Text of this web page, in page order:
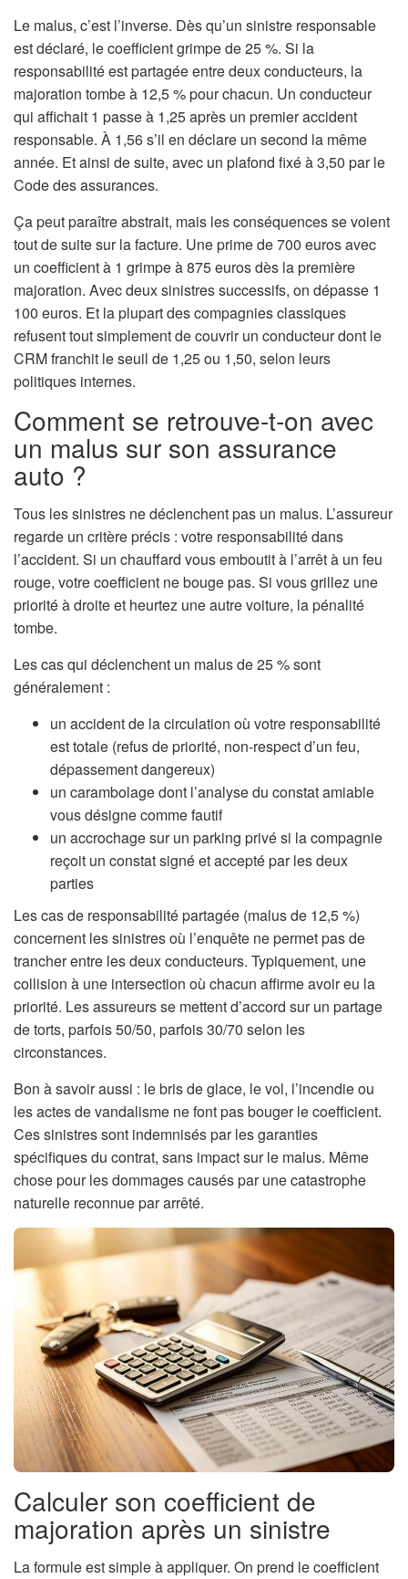
Le malus, c’est l’inverse. Dès qu’un sinistre responsable
est déclaré, le coefficient grimpe de 25 %. Si la
responsabilité est partagée entre deux conducteurs, la
majoration tombe à 12,5 % pour chacun. Un conducteur
qui affichait 1 passe à 1,25 après un premier accident
responsable. À 1,56 s’il en déclare un second la même
année. Et ainsi de suite, avec un plafond fixé à 3,50 par le
Code des assurances.
Ça peut paraître abstrait, mais les conséquences se voient
tout de suite sur la facture. Une prime de 700 euros avec
un coefficient à 1 grimpe à 875 euros dès la première
majoration. Avec deux sinistres successifs, on dépasse 1
100 euros. Et la plupart des compagnies classiques
refusent tout simplement de couvrir un conducteur dont le
CRM franchit le seuil de 1,25 ou 1,50, selon leurs
politiques internes.
Comment se retrouve-t-on avec
un malus sur son assurance
auto ?
Tous les sinistres ne déclenchent pas un malus. L’assureur
regarde un critère précis : votre responsabilité dans
l’accident. Si un chauffard vous emboutit à l’arrêt à un feu
rouge, votre coefficient ne bouge pas. Si vous grillez une
priorité à droite et heurtez une autre voiture, la pénalité
tombe.
Les cas qui déclenchent un malus de 25 % sont
généralement :
un accident de la circulation où votre responsabilité
est totale (refus de priorité, non-respect d’un feu,
dépassement dangereux)
un carambolage dont l’analyse du constat amiable
vous désigne comme fautif
un accrochage sur un parking privé si la compagnie
reçoit un constat signé et accepté par les deux
parties
Les cas de responsabilité partagée (malus de 12,5 %)
concernent les sinistres où l’enquête ne permet pas de
trancher entre les deux conducteurs. Typiquement, une
collision à une intersection où chacun affirme avoir eu la
priorité. Les assureurs se mettent d’accord sur un partage
de torts, parfois 50/50, parfois 30/70 selon les
circonstances.
Bon à savoir aussi : le bris de glace, le vol, l’incendie ou
les actes de vandalisme ne font pas bouger le coefficient.
Ces sinistres sont indemnisés par les garanties
spécifiques du contrat, sans impact sur le malus. Même
chose pour les dommages causés par une catastrophe
naturelle reconnue par arrêté.
Calculer son coefficient de
majoration après un sinistre
La formule est simple à appliquer. On prend le coefficient